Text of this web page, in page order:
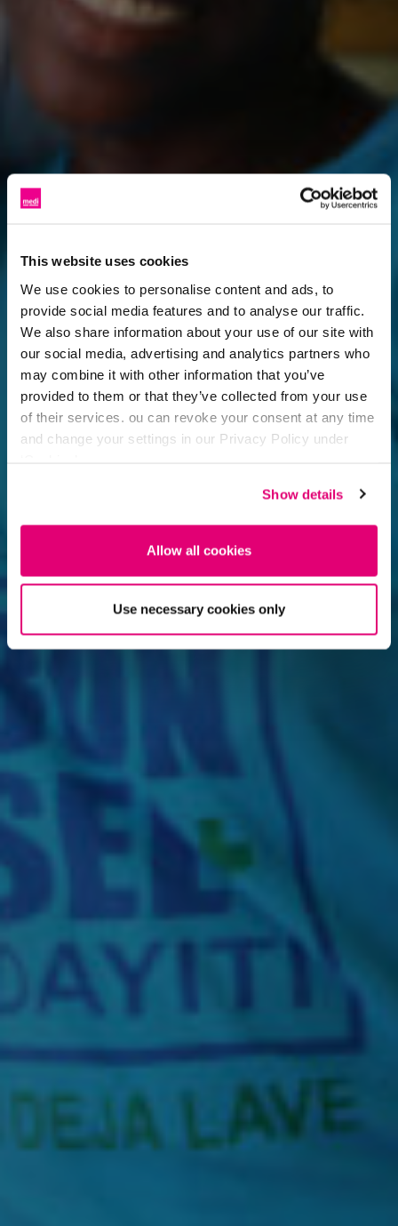
This website uses cookies
We use cookies to personalise content and ads, to
provide social media features and to analyse our traffic.
We also share information about your use of our site with
our social media, advertising and analytics partners who
may combine it with other information that you’ve
provided to them or that they’ve collected from your use
of their services. ou can revoke your consent at any time
and change your settings in our Privacy Policy under
Show details
Allow all cookies
Use necessary cookies only